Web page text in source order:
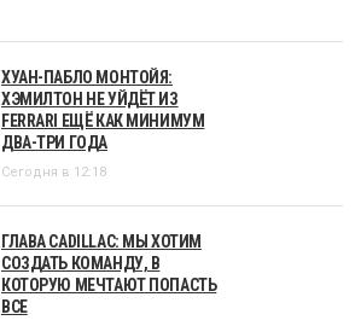
ХУАН-ПАБЛО МОНТОЙЯ:
ХЭМИЛТОН НЕ УЙДЁТ ИЗ
FERRARI ЕЩЁ КАК МИНИМУМ
ДВА-ТРИ ГОДА
Сегодня в 12:18
ГЛАВА CADILLAC: МЫ ХОТИМ
СОЗДАТЬ КОМАНДУ, В
КОТОРУЮ МЕЧТАЮТ ПОПАСТЬ
ВСЕ